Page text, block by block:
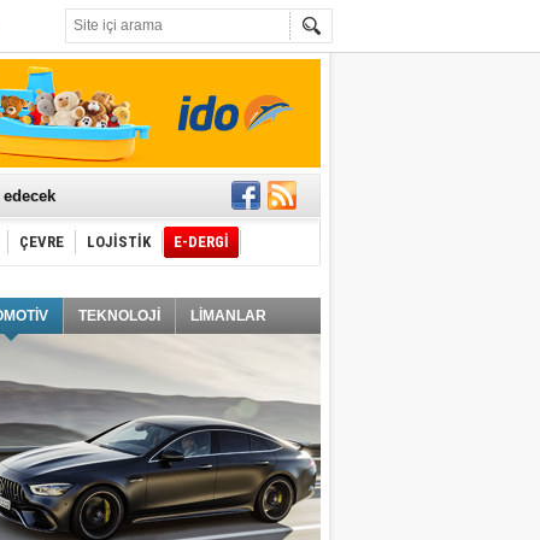
ÇEVRE LOJİSTİK E-DERGİ
TEKNOLOJİ LİMANLAR